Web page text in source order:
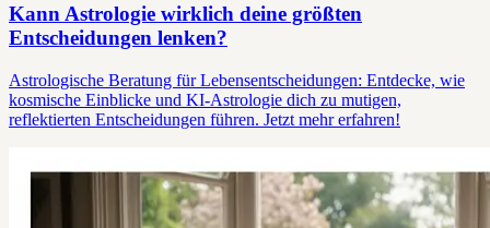
Kann Astrologie wirklich deine größten
Entscheidungen lenken?
Astrologische Beratung für Lebensentscheidungen: Entdecke, wie
kosmische Einblicke und KI-Astrologie dich zu mutigen,
reflektierten Entscheidungen führen. Jetzt mehr erfahren!